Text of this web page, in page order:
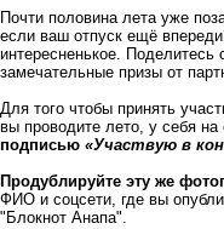
Почти половина лета уже
если ваш отпуск ещё
интересненькое.
замечательные призы от
Для того чтобы принять
вы проводите лето, у себя на
подписью «Участвую в
Продублируйте эту же
ФИО и соцсети, где вы
"Блокнот Анапа".